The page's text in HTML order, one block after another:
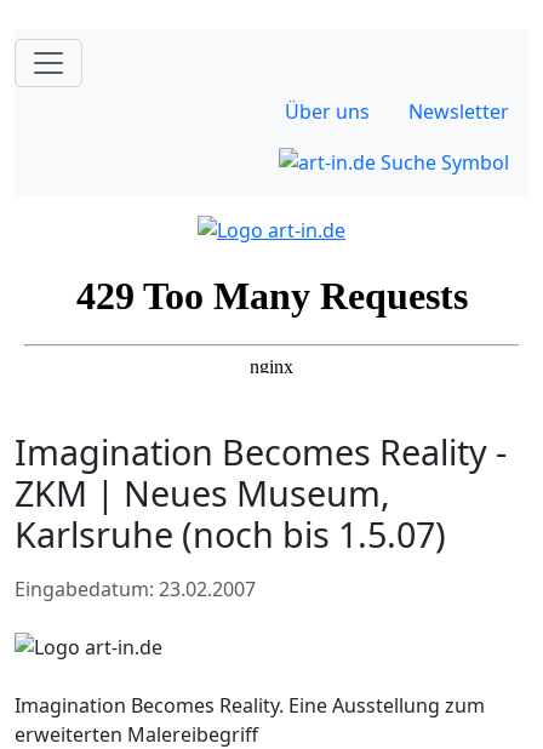
Über uns Newsletter
Imagination Becomes Reality -
ZKM | Neues Museum,
Karlsruhe (noch bis 1.5.07)
Eingabedatum: 23.02.2007
Imagination Becomes Reality. Eine Ausstellung zum
erweiterten Malereibegriff